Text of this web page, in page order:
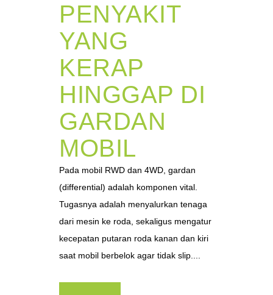
PENYAKIT
YANG
KERAP
HINGGAP DI
GARDAN
MOBIL
Pada mobil RWD dan 4WD, gardan
(differential) adalah komponen vital.
Tugasnya adalah menyalurkan tenaga
dari mesin ke roda, sekaligus mengatur
kecepatan putaran roda kanan dan kiri
saat mobil berbelok agar tidak slip....